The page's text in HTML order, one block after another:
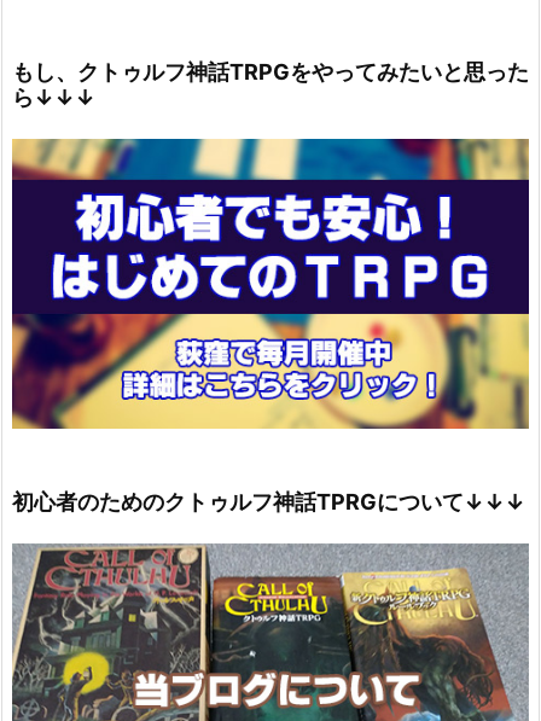
もし、クトゥルフ神話TRPGをやってみたいと思った
ら↓↓↓
初心者のためのクトゥルフ神話TPRGについて↓↓↓